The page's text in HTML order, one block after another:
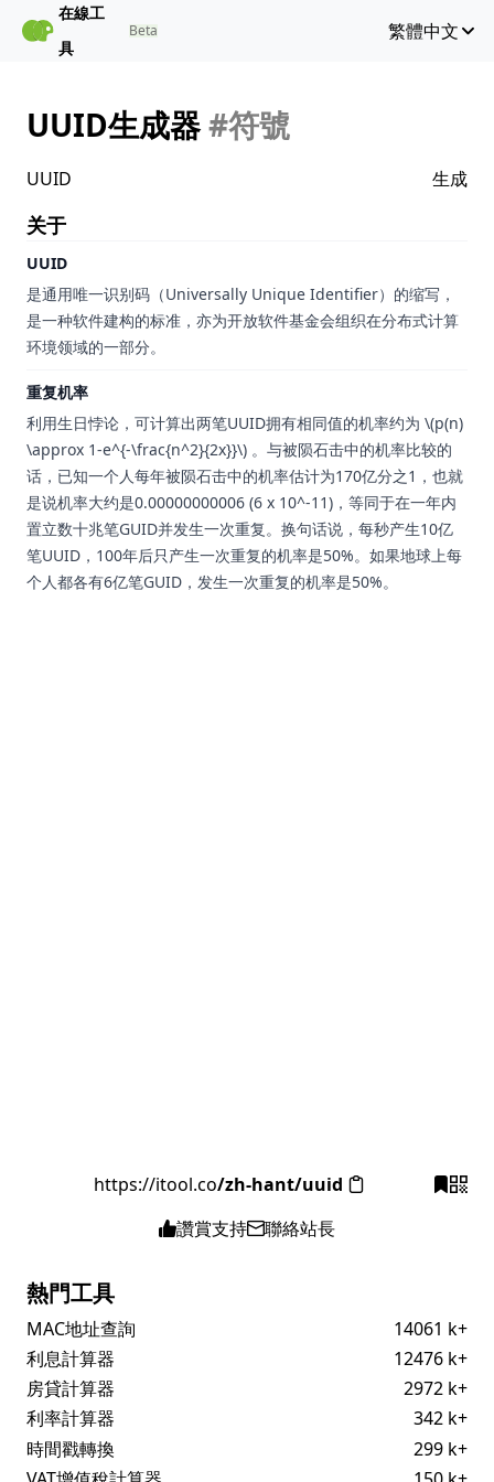
在線工
具
Beta 繁體中文
UUID生成器#符號
UUID 生成
关于
UUID
是通用唯一识别码（Universally Unique Identifier）的缩写，
是一种软件建构的标准，亦为开放软件基金会组织在分布式计算
环境领域的一部分。
重复机率
利用生日悖论，可计算出两笔UUID拥有相同值的机率约为 \(p(n)
\approx 1-e^{-\frac{n^2}{2x}}\) 。与被陨石击中的机率比较的
话，已知一个人每年被陨石击中的机率估计为170亿分之1，也就
是说机率大约是0.00000000006 (6 x 10^-11)，等同于在一年内
置立数十兆笔GUID并发生一次重复。换句话说，每秒产生10亿
笔UUID，100年后只产生一次重复的机率是50%。如果地球上每
个人都各有6亿笔GUID，发生一次重复的机率是50%。
https://itool.co/zh-hant/uuid
讚賞支持
聯絡站長
熱門工具
MAC地址查詢
14061 k+
利息計算器
12476 k+
房貸計算器
2972 k+
利率計算器
342 k+
時間戳轉換
299 k+